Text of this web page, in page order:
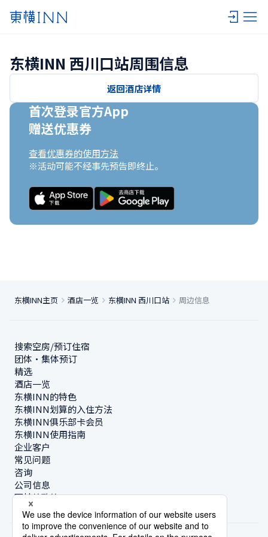
东横INN 西川口站周围信息
返回酒店详情
首次登录官方App
赠送优惠券
查看优惠券的使用方法
※活动可能不经事先预告即终止。
东横INN主页 酒店一览 东横INN 西川口站 周边信息
搜索空房/预订住宿
团体・集体预订
精选
酒店一览
东横INN的特色
东横INN划算的入住方法
东横INN俱乐部卡会员
东横INN使用指南
企业客户
常见问题
咨询
公司信息
可持续政策